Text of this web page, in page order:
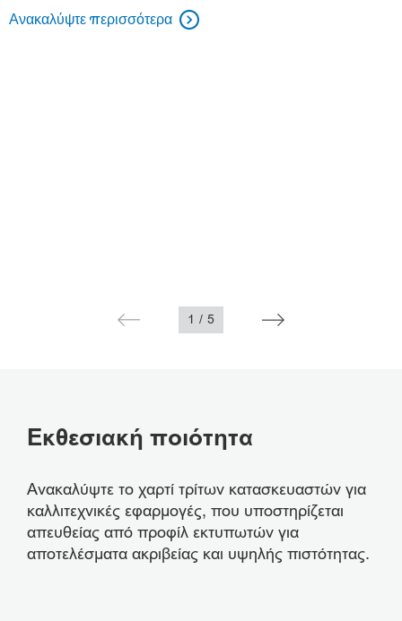
Ανακαλύψτε περισσότερα

1 / 5
Εκθεσιακή ποιότητα
Ανακαλύψτε το χαρτί τρίτων κατασκευαστών για
καλλιτεχνικές εφαρμογές, που υποστηρίζεται
απευθείας από προφίλ εκτυπωτών για
αποτελέσματα ακριβείας και υψηλής πιστότητας.